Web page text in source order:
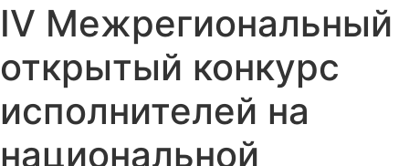
IV Межрегиональный
открытый конкурс
исполнителей на
национальной